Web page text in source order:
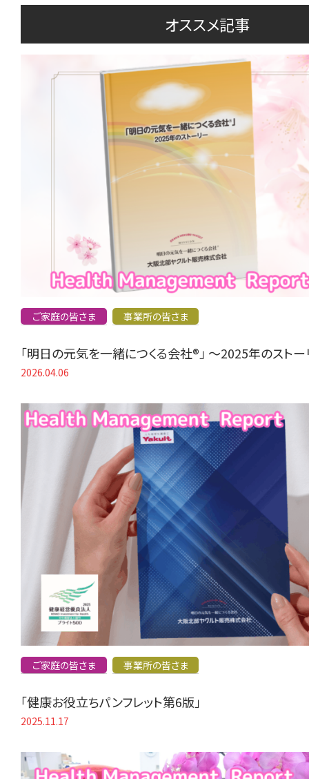
オススメ記事
ご家庭の皆さま 事業所の皆さま
「明日の元気を一緒につくる会社®」 〜2025年のスト
2026.04.06
ご家庭の皆さま 事業所の皆さま
「健康お役立ちパンフレット第6版」
2025.11.17